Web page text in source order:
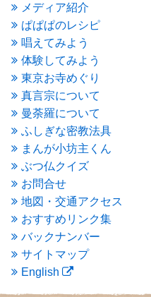
2015年12月(6)
2015年11月 (4)
2015年10月
(4)
2015年9月(3)
2015年8月(4)
2015年7月(4)
2015年6月(3)
2015年5月(1)
2015年4月(1)
2015年3月 (3)
2015年2月(3)
2015年1月(1)
2014年12月
2014年9月(1)
2014年5月 (1)
2014年4月
2014年1月(1)
2013年11月 (4)
2013年10月
メディア紹介
ぱぱぱのレシピ
唱えてみよう
体験してみよう
東京お寺めぐり
真言宗について
曼荼羅について
ふしぎな密教法具
まんが小坊主くん
ぶつ仏クイズ
お問合せ
地図・交通アクセス
おすすめリンク集
バックナンバー
サイトマップ
English